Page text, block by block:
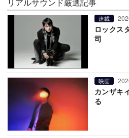
連載
ロックス
司
映画
カンザキ
る